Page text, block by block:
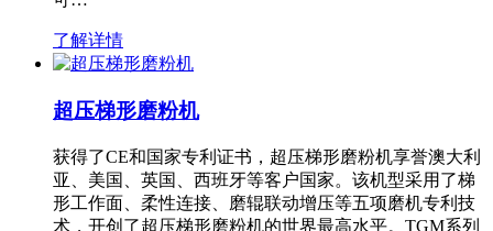
了解详情
超压梯形磨粉机
获得了CE和国家专利证书，超压梯形磨粉机享誉澳大利
亚、美国、英国、西班牙等客户国家。该机型采用了梯
形工作面、柔性连接、磨辊联动增压等五项磨机专利技
术，开创了超压梯形磨粉机的世界最高水平。TGM系列